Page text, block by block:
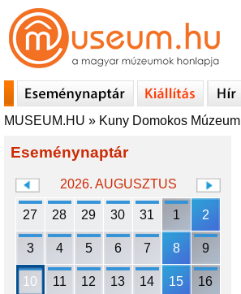
MUSEUM.HU » Kuny Domokos Múzeum
Eseménynaptár
2026. AUGUSZTUS
27 28 29 30 31 1 2
3 4 5 6 7 8 9
10 11 12 13 14 15 16